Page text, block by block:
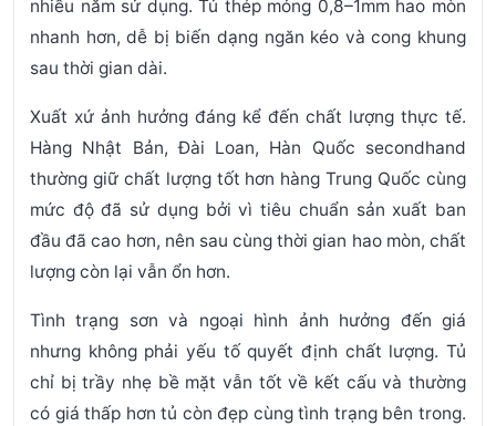
nhiều năm sử dụng. Tủ thép mỏng 0,8–1mm hao mòn
nhanh hơn, dễ bị biến dạng ngăn kéo và cong khung
sau thời gian dài.
Xuất xứ ảnh hưởng đáng kể đến chất lượng thực tế.
Hàng Nhật Bản, Đài Loan, Hàn Quốc secondhand
thường giữ chất lượng tốt hơn hàng Trung Quốc cùng
mức độ đã sử dụng bởi vì tiêu chuẩn sản xuất ban
đầu đã cao hơn, nên sau cùng thời gian hao mòn, chất
lượng còn lại vẫn ổn hơn.
Tình trạng sơn và ngoại hình ảnh hưởng đến giá
nhưng không phải yếu tố quyết định chất lượng. Tủ
chỉ bị trầy nhẹ bề mặt vẫn tốt về kết cấu và thường
có giá thấp hơn tủ còn đẹp cùng tình trạng bên trong.